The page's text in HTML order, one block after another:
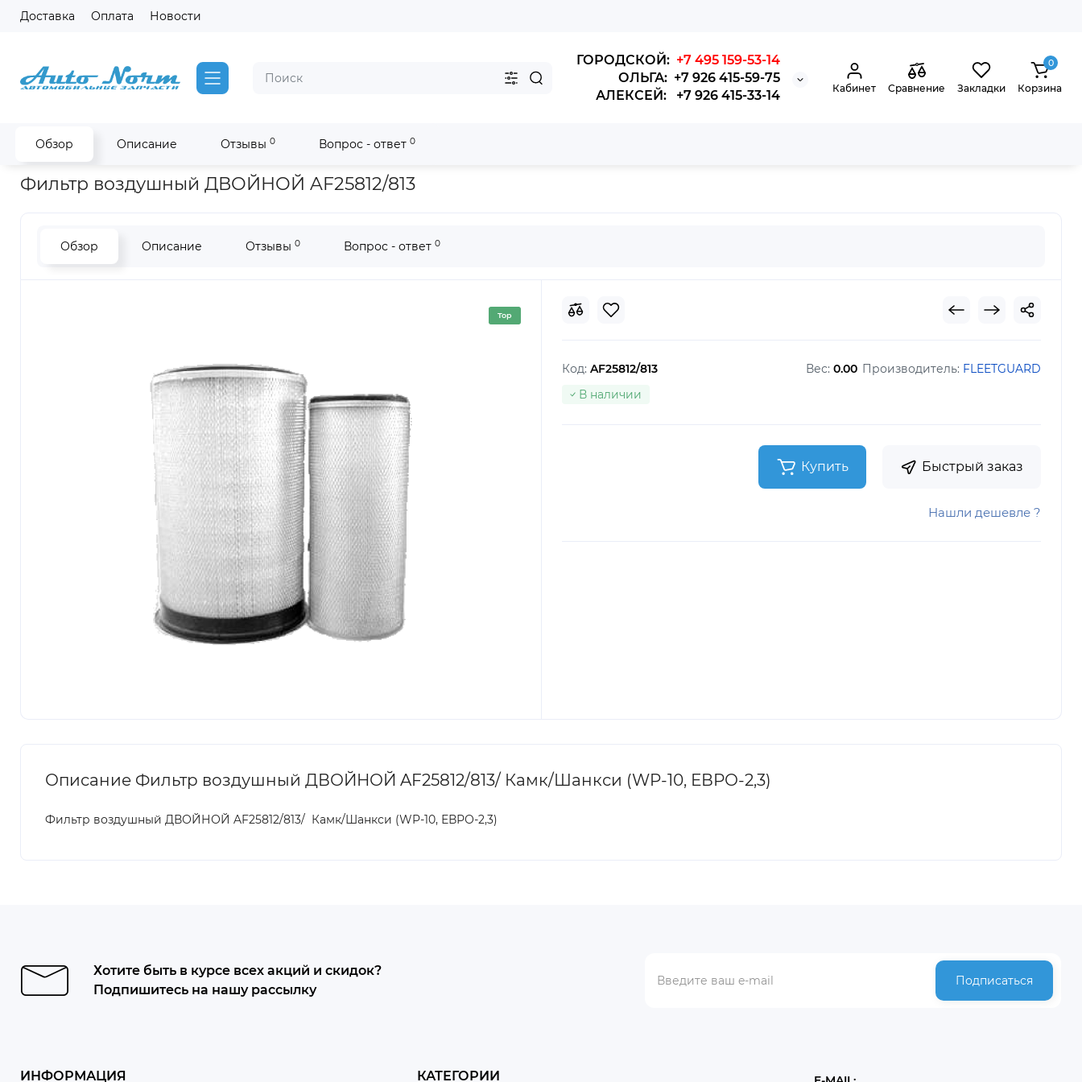
Доставка Оплата Новости
ГОРОДСКОЙ: +7 495 159-53-14
ОЛЬГА: +7 926 415-59-75
АЛЕКСЕЙ: +7 926 415-33-14
Кабинет Сравнение Закладки
0
Корзина
Обзор Описание Отзывы 0 Вопрос - ответ 0
Главная Фильтры Fleetguard на двигатель Cummins Фильтр воздушный ДВОЙНОЙ AF25812/813/ Камк/Шанкси (WP-10, ЕВРО-2,3)
Фильтр воздушный ДВОЙНОЙ AF25812/813
Обзор Описание Отзывы 0 Вопрос - ответ 0
Top
Код: AF25812/813 Производитель: FLEETGUARD
В наличии
Вес:0.00
Купить Быстрый заказ
Нашли дешевле ?
Описание Фильтр воздушный ДВОЙНОЙ AF25812/813/ Камк/Шанкси (WP-10, ЕВРО-2,3)
Фильтр воздушный ДВОЙНОЙ AF25812/813/ Камк/Шанкси (WP-10, ЕВРО-2,3)
Хотите быть в курсе всех акций и скидок?
Подпишитесь на нашу рассылку
Подписаться
ИНФОРМАЦИЯ КАТЕГОРИИ